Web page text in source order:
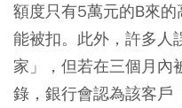
額度只有5萬元的B來
能被扣。此外，許多人
家」，但若在三個月內
錄，銀行會認為該客戶